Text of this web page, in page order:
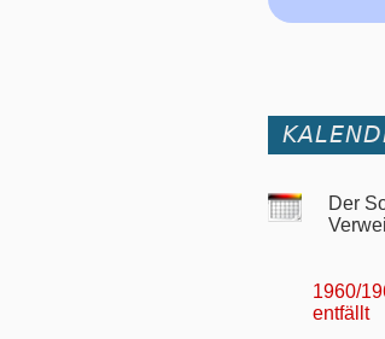
Der
1960/
entfällt